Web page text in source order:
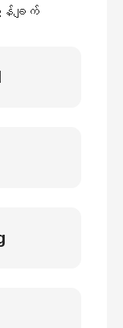
ညွှန်ချက်